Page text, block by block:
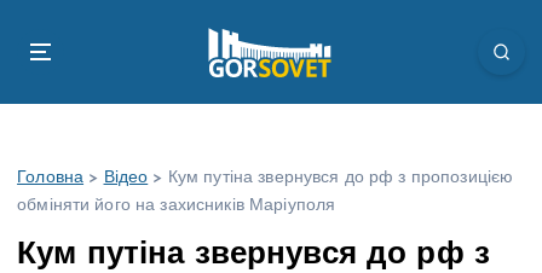
Головна > Відео > Кум путіна звернувся до рф з пропозицією
обміняти його на захисників Маріуполя
Кум путіна звернувся до рф з